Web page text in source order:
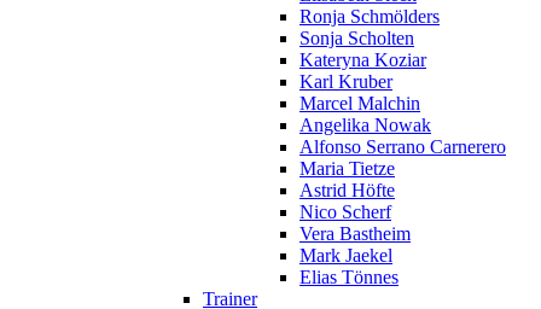
Ronja Schmölders
Sonja Scholten
Kateryna Koziar
Karl Kruber
Marcel Malchin
Angelika Nowak
Alfonso Serrano Carnerero
Maria Tietze
Astrid Höfte
Nico Scherf
Vera Bastheim
Mark Jaekel
Elias Tönnes
Trainer